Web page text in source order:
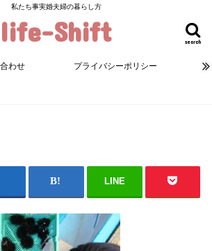
私たち事実婚夫婦の暮らし方
life-Shift search
わせ プライバシーポリシー
LINE